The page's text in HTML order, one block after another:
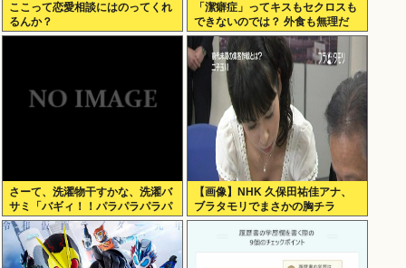
ここって恋愛相談にはのってくれ
るんか？
「潔癖症」ってキスもセクロスも
できないのでは？ 外食も無理だ
ろ。
さーて、洗濯物干すかな、洗濯バ
サミ「バギィ！！パラパラパラパ
ラ」
【画像】NHK 久保田祐佳アナ、
ブラタモリでまさかの胸チラ